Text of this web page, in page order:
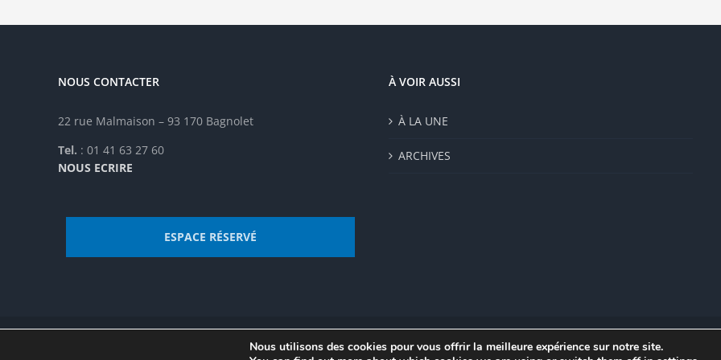
NOUS CONTACTER
22 rue Malmaison – 93 170 Bagnolet
Tel. : 01 41 63 27 60
NOUS ECRIRE
ESPACE RÉSERVÉ
À VOIR AUSSI
À LA UNE
ARCHIVES
© Institut de recherche de la FSU 2023 | ParFSU|Plan du site|Mentions légales |Politique de confidentialité|CGV
Nous utilisons des cookies pour vous offrir la meilleure expérience sur notre site.